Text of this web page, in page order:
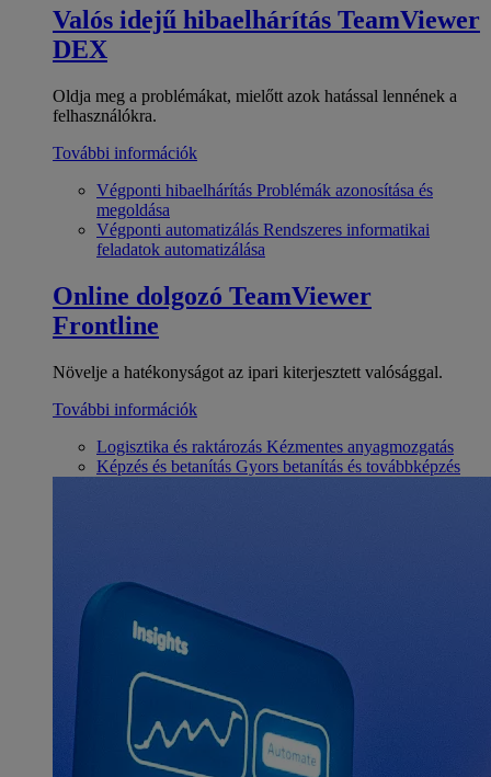
Valós idejű hibaelhárítás TeamViewer
DEX
Oldja meg a problémákat, mielőtt azok hatással lennének a
felhasználókra.
További információk
Végponti hibaelhárítás Problémák azonosítása és
megoldása
Végponti automatizálás Rendszeres informatikai
feladatok automatizálása
Online dolgozó TeamViewer
Frontline
Növelje a hatékonyságot az ipari kiterjesztett valósággal.
További információk
Logisztika és raktározás Kézmentes anyagmozgatás
Képzés és betanítás Gyors betanítás és továbbképzés